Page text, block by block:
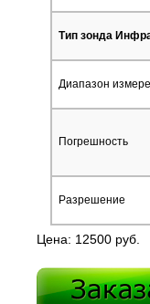
Тип зонда
Диапазон
Погрешность
Разрешение
Цена: 12500 руб.